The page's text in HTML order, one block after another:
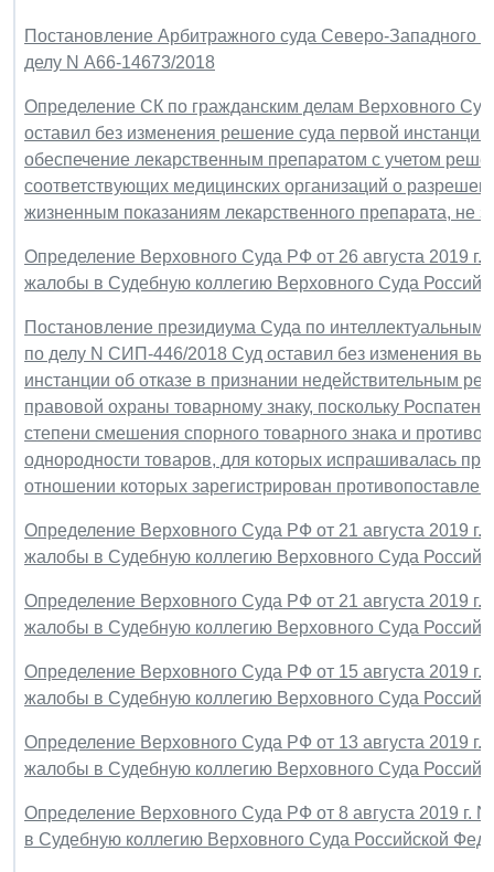
Постановление Арбитражного суда Северо-Западного
делу N А66-14673/2018
Определение СК по гражданским делам Верховного
оставил без изменения решение суда первой
обеспечение лекарственным препаратом с учетом
соответствующих медицинских организаций о
жизненным показаниям лекарственного препарата, не
Определение Верховного Суда РФ от 26 августа 2019
жалобы в Судебную коллегию Верховного Суда
Постановление президиума Суда по
по делу N СИП-446/2018 Суд оставил без изменения
инстанции об отказе в признании недействительным
правовой охраны товарному знаку, поскольку
степени смешения спорного товарного знака и
однородности товаров, для которых испрашивалась
отношении которых зарегистрирован
Определение Верховного Суда РФ от 21 августа 2019
жалобы в Судебную коллегию Верховного Суда
Определение Верховного Суда РФ от 21 августа 2019
жалобы в Судебную коллегию Верховного Суда
Определение Верховного Суда РФ от 15 августа 2019
жалобы в Судебную коллегию Верховного Суда
Определение Верховного Суда РФ от 13 августа 2019
жалобы в Судебную коллегию Верховного Суда
Определение Верховного Суда РФ от 8 августа 2019 г.
в Судебную коллегию Верховного Суда Российской